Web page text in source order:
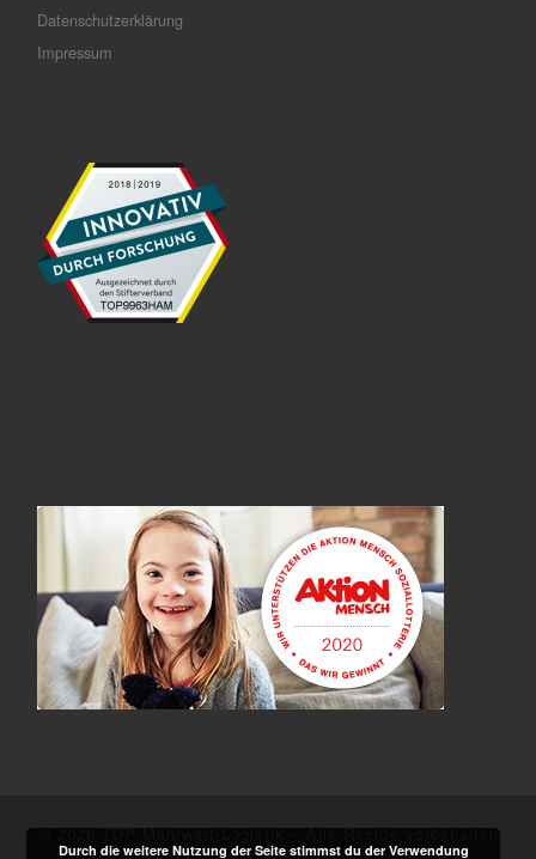
Datenschutzerklärung
Impressum
© 2026 TOP Mehrwert-Logistik – Alle Rechte vorbehalten
Durch die weitere Nutzung der Seite stimmst du der Verwendung